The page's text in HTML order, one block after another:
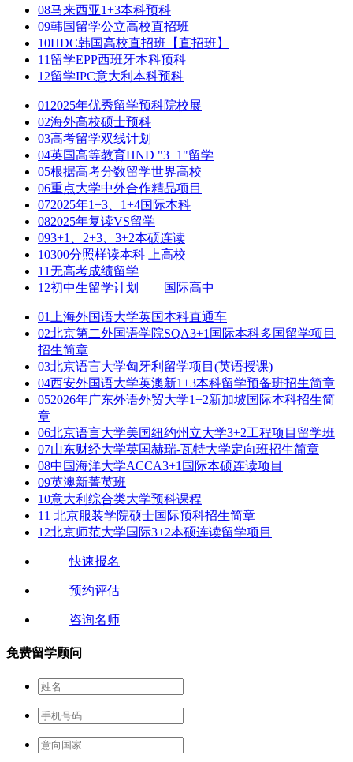
08马来西亚1+3本科预科
09韩国留学公立高校直招班
10HDC韩国高校直招班【直招班】
11 留学EPP西班牙本科预科
12留学IPC意大利本科预科
01 2025年优秀留学预科院校展
02海外高校硕士预科
03高考留学双线计划
04英国高等教育HND "3+1"留学
05根据高考分数留学世界高校
06重点大学中外合作精品项目
072025年1+3、1+4国际本科
082025年复读VS留学
093+1、2+3、3+2本硕连读
10300分照样读本科 上高校
11无高考成绩留学
12初中生留学计划——国际高中
01
上海外国语大学英国本科直通车
02北京第二外国语学院SQA3+1国际本科多国留学项目
招生简章
03北京语言大学匈牙利留学项目(英语授课)
04西安外国语大学英澳新1+3本科留学预备班招生简章
052026年广东外语外贸大学1+2新加坡国际本科招生简
章
06北京语言大学美国纽约州立大学3+2工程项目留学班
07山东财经大学英国赫瑞-瓦特大学定向班招生简章
08中国海洋大学ACCA3+1国际本硕连读项目
09英澳新菁英班
10意大利综合类大学预科课程
11 北京服装学院硕士国际预科招生简章
12北京师范大学国际3+2本硕连读留学项目
快速报名
预约评估
咨询名师
免费留学顾问